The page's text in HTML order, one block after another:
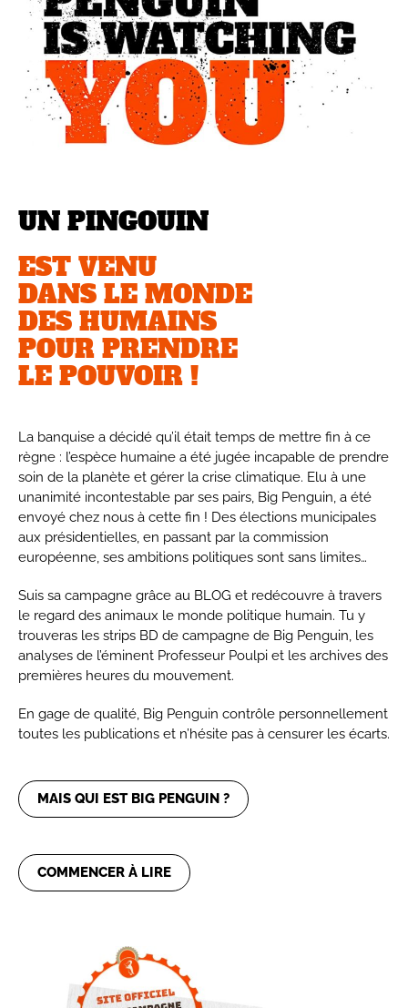
UN PINGOUIN
EST VENU
DANS LE MONDE
DES HUMAINS
POUR PRENDRE
LE POUVOIR !
La banquise a décidé qu’il était temps de mettre fin à ce
règne : l’espèce humaine a été jugée incapable de prendre
soin de la planète et gérer la crise climatique. Elu à une
unanimité incontestable par ses pairs, Big Penguin, a été
envoyé chez nous à cette fin ! Des élections municipales
aux présidentielles, en passant par la commission
européenne, ses ambitions politiques sont sans limites…
Suis sa campagne grâce au BLOG et redécouvre à travers
le regard des animaux le monde politique humain. Tu y
trouveras les strips BD de campagne de Big Penguin, les
analyses de l’éminent Professeur Poulpi et les archives des
premières heures du mouvement.
En gage de qualité, Big Penguin contrôle personnellement
toutes les publications et n’hésite pas à censurer les écarts.
MAIS QUI EST BIG PENGUIN ?
COMMENCER À LIRE